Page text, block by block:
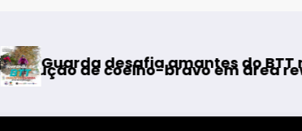
bravo em área rewilding
desafia amantes do BTT na mítica